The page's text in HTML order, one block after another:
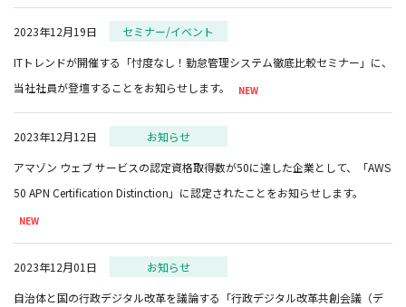
2023年12月19日
セミナー/イベント
ITトレンドが開催する「忖度なし！勤怠管理システム徹底比較セミナー」に、
当社社員が登壇することをお知らせします。
2023年12月12日
お知らせ
アマゾン ウェブ サービスの認定資格取得数が50に達した企業として、「AWS
50 APN Certification Distinction」に認定されたことをお知らせします。
2023年12月01日
お知らせ
自治体と国の行政デジタル改革を議論する「行政デジタル改革共創会議（デ